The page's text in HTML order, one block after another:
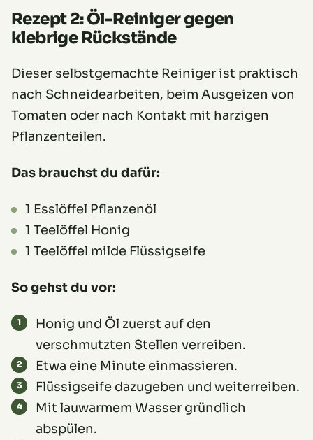
Rezept 2: Öl-Reiniger gegen
klebrige Rückstände
Dieser selbstgemachte Reiniger ist praktisch
nach Schneidearbeiten, beim Ausgeizen von
Tomaten oder nach Kontakt mit harzigen
Pflanzenteilen.
Das brauchst du dafür:
1 Esslöffel Pflanzenöl
1 Teelöffel Honig
1 Teelöffel milde Flüssigseife
So gehst du vor:
Honig und Öl zuerst auf den
verschmutzten Stellen verreiben.
Etwa eine Minute einmassieren.
Flüssigseife dazugeben und weiterreiben.
Mit lauwarmem Wasser gründlich
abspülen.